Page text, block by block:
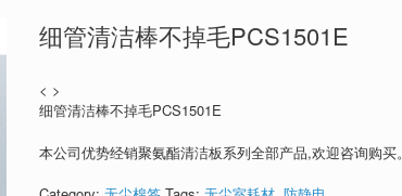
细管清洁棒不掉毛PCS1501E
< >
细管清洁棒不掉毛PCS1501E
本公司优势经销聚氨酯清洁板系列全部产品,欢迎咨询购买。